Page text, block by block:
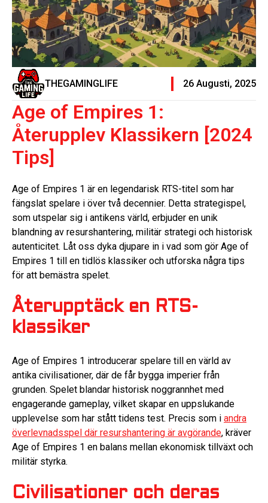
THEGAMINGLIFE 26 Augusti, 2025
Age of Empires 1:
Återupplev Klassikern [2024
Tips]
Age of Empires 1 är en legendarisk RTS-titel som har
fängslat spelare i över två decennier. Detta strategispel,
som utspelar sig i antikens värld, erbjuder en unik
blandning av resurshantering, militär strategi och historisk
autenticitet. Låt oss dyka djupare in i vad som gör Age of
Empires 1 till en tidlös klassiker och utforska några tips
för att bemästra spelet.
Återupptäck en RTS-
klassiker
Age of Empires 1 introducerar spelare till en värld av
antika civilisationer, där de får bygga imperier från
grunden. Spelet blandar historisk noggrannhet med
engagerande gameplay, vilket skapar en uppslukande
upplevelse som har stått tidens test. Precis som i andra
överlevnadsspel där resurshantering är avgörande, kräver
Age of Empires 1 en balans mellan ekonomisk tillväxt och
militär styrka.
Civilisationer och deras